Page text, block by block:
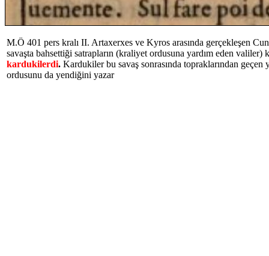
M.Ö 401 pers kralı II. Artaxerxes ve Kyros arasında gerçekleşen
savaşta bahsettiği satrapların (kraliyet ordusuna yardım eden valiler)
kardukilerdi. Kardukiler bu savaş sonrasında topraklarından
ordusunu da yendiğini yazar